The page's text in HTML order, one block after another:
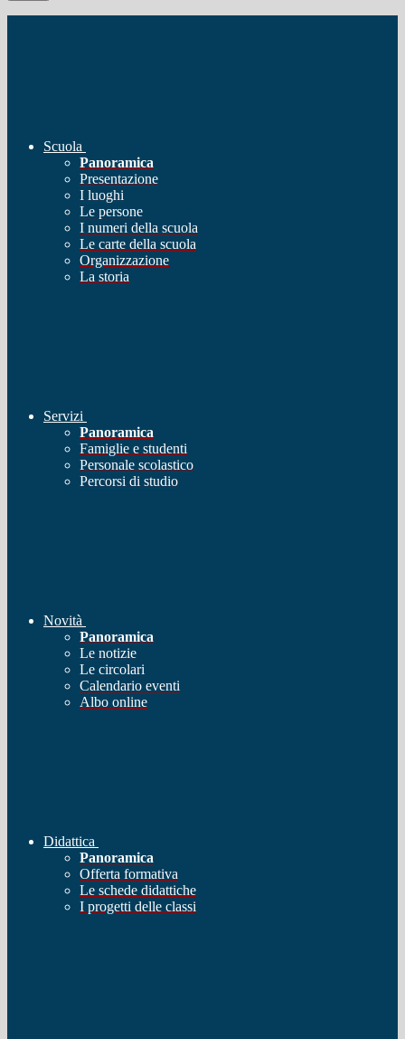
Scuola
Panoramica
Presentazione
I luoghi
Le persone
I numeri della scuola
Le carte della scuola
Organizzazione
La storia
Servizi
Panoramica
Famiglie e studenti
Personale scolastico
Percorsi di studio
Novità
Panoramica
Le notizie
Le circolari
Calendario eventi
Albo online
Didattica
Panoramica
Offerta formativa
Le schede didattiche
I progetti delle classi